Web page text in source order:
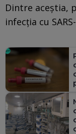
Dintre aceștia,
infecția cu